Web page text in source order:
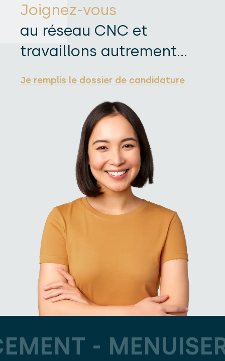
Joignez-vous
au réseau CNC et
travaillons autrement...
Je remplis le dossier de candidature
-